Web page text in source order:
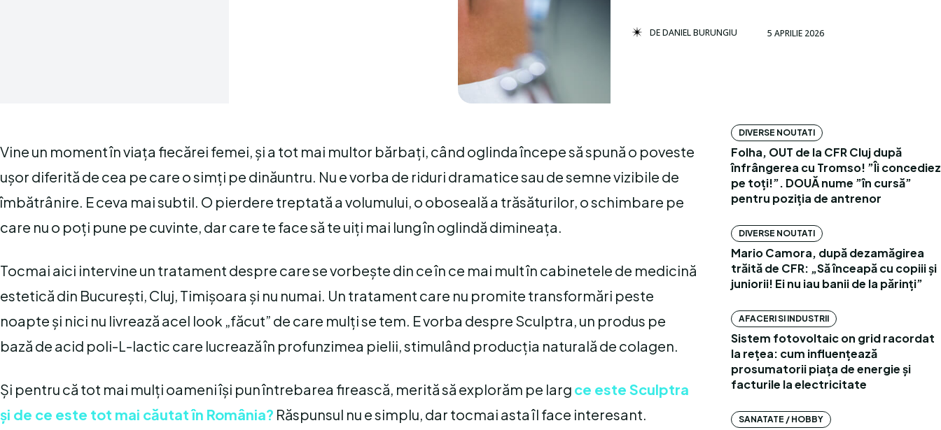
DEDANIEL BURUNGIU 5 APRILIE 2026
Vine un moment în viața fiecărei femei, și a tot mai multor bărbați, când oglinda începe să spună o poveste
ușor diferită de cea pe care o simți pe dinăuntru. Nu e vorba de riduri dramatice sau de semne vizibile de
îmbătrânire. E ceva mai subtil. O pierdere treptată a volumului, o oboseală a trăsăturilor, o schimbare pe
care nu o poți pune pe cuvinte, dar care te face să te uiți mai lung în oglindă dimineața.
Tocmai aici intervine un tratament despre care se vorbește din ce în ce mai mult în cabinetele de medicină
estetică din București, Cluj, Timișoara și nu numai. Un tratament care nu promite transformări peste
noapte și nici nu livrează acel look „făcut” de care mulți se tem. E vorba despre Sculptra, un produs pe
bază de acid poli-L-lactic care lucrează în profunzimea pielii, stimulând producția naturală de colagen.
Și pentru că tot mai mulți oameni își pun întrebarea firească, merită să explorăm pe larg ce este Sculptra
și de ce este tot mai căutat în România? Răspunsul nu e simplu, dar tocmai asta îl face interesant.
DIVERSE NOUTATI
Folha, OUT de la CFR Cluj după
înfrângerea cu Tromso! ”Îi concediez
pe toți!”. DOUĂ nume ”în cursă”
pentru poziția de antrenor
DIVERSE NOUTATI
Mario Camora, după dezamăgirea
trăită de CFR: „Să înceapă cu copiii și
juniorii! Ei nu iau banii de la părinți”
AFACERI SI INDUSTRII
Sistem fotovoltaic on grid racordat
la rețea: cum influențează
prosumatorii piața de energie și
facturile la electricitate
SANATATE / HOBBY